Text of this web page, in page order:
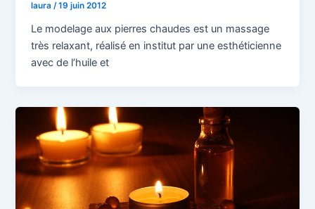
laura/19 juin 2012
Le modelage aux pierres chaudes est un massage
très relaxant, réalisé en institut par une esthéticienne
avec de l’huile et